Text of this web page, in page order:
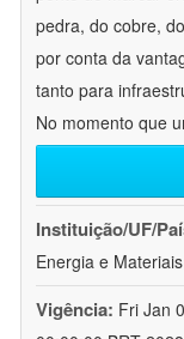
pedra, do cobre,
por conta da
tanto para
No momento que
Instituição/UF/
Energia e
Vigência: Fri Jan